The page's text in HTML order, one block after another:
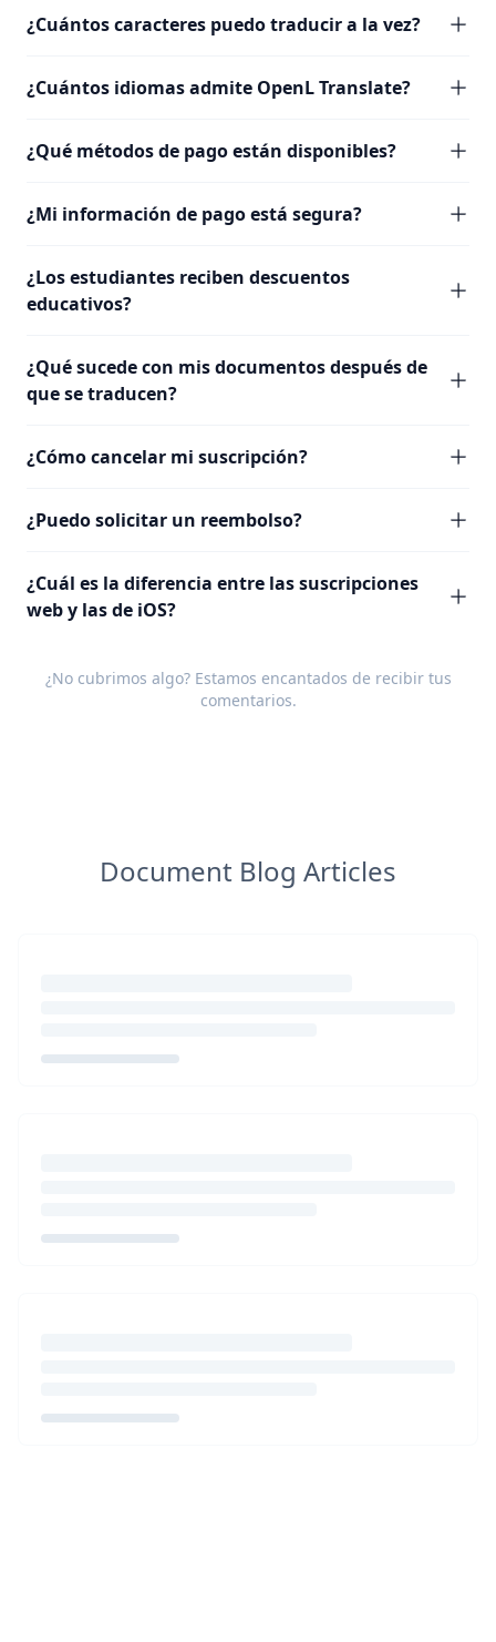
¿Cuántos caracteres puedo traducir a la vez?
¿Cuántos idiomas admite OpenL Translate?
¿Qué métodos de pago están disponibles?
¿Mi información de pago está segura?
¿Los estudiantes reciben descuentos
educativos?
¿Qué sucede con mis documentos después de
que se traducen?
¿Cómo cancelar mi suscripción?
¿Puedo solicitar un reembolso?
¿Cuál es la diferencia entre las suscripciones
web y las de iOS?
¿No cubrimos algo? Estamos encantados de recibir tus
comentarios.
Document Blog Articles